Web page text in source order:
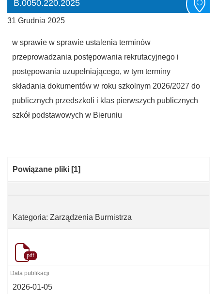
B.0050.220.2025
31 Grudnia 2025
w sprawie w sprawie ustalenia terminów
przeprowadzania postępowania rekrutacyjnego i
postępowania uzupełniającego, w tym terminy
składania dokumentów w roku szkolnym 2026/2027 do
publicznych przedszkoli i klas pierwszych publicznych
szkół podstawowych w Bieruniu
Kategoria:
Powiązane pliki [1]
Kategoria: Zarządzenia Burmistrza
pdf
2026-01-05